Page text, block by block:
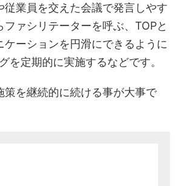
従業員を交えた会議で発言しやす
ファシリテーターを呼ぶ、TOPと
ケーションを円滑にできるように
を定期的に実施するなどです。
策を継続的に続ける事が大事で